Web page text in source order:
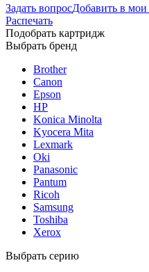
Задать вопросДобавить в
Распечать
Подобрать картридж
Выбрать бренд
Brother
Canon
Epson
HP
Konica Minolta
Kyocera Mita
Lexmark
Oki
Panasonic
Pantum
Ricoh
Samsung
Toshiba
Xerox
Выбрать серию